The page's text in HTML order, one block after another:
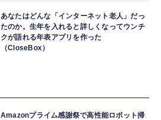
あなたはどんな「インターネット老人」だっ
たのか。生年を入れると詳しくなってウンチ
クが語れる年表アプリを作った
（CloseBox）
Amazonプライム感謝祭で高性能ロボット掃